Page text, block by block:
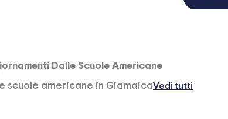
Dalle Scuole Americane
scuole americane in GiamaicaVedi tutti